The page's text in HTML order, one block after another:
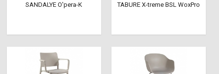
SANDALYE O'pera-K TABURE X-treme BSL WoxPro